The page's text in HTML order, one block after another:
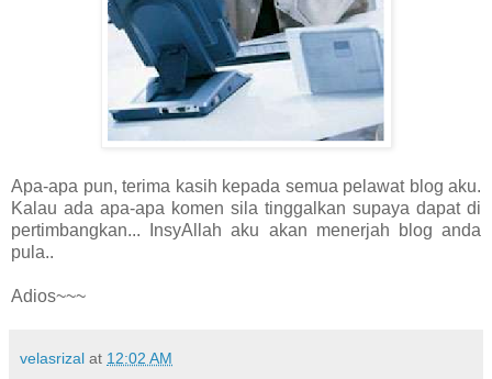
Apa-apa pun, terima kasih kepada semua pelawat blog aku.
Kalau ada apa-apa komen sila tinggalkan supaya dapat di
pertimbangkan... InsyAllah aku akan menerjah blog anda
pula..
Adios~~~
velasrizal at 12:02 AM